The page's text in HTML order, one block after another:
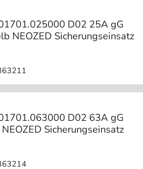
D02 25A gG
NEOZED Sicherungseinsatz
D02 63A gG
Sicherungseinsatz